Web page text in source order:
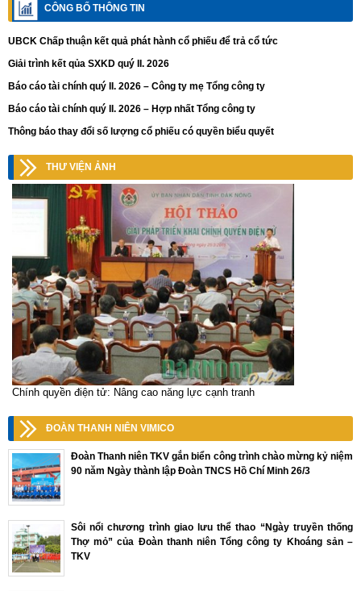
CÔNG BỐ THÔNG TIN
UBCK Chấp thuận kết quả phát hành cổ phiếu để trả cổ tức
Giải trình kết qủa SXKD quý II. 2026
Báo cáo tài chính quý II. 2026 – Công ty mẹ Tổng công ty
Báo cáo tài chính quý II. 2026 – Hợp nhất Tổng công ty
Thông báo thay đổi số lượng cổ phiếu có quyền biểu quyết
THƯ VIỆN ẢNH
Chính quyền điện tử: Nâng cao năng lực cạnh tranh
ĐOÀN THANH NIÊN VIMICO
Đoàn Thanh niên TKV gắn biển công trình chào mừng kỷ niệm
90 năm Ngày thành lập Đoàn TNCS Hồ Chí Minh 26/3
Sôi nổi chương trình giao lưu thể thao “Ngày truyền thống
Thợ mỏ” của Đoàn thanh niên Tổng công ty Khoáng sản –
TKV